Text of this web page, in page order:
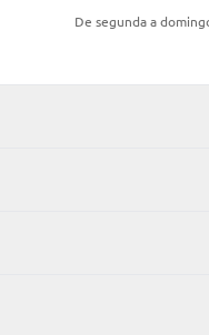
De segunda a